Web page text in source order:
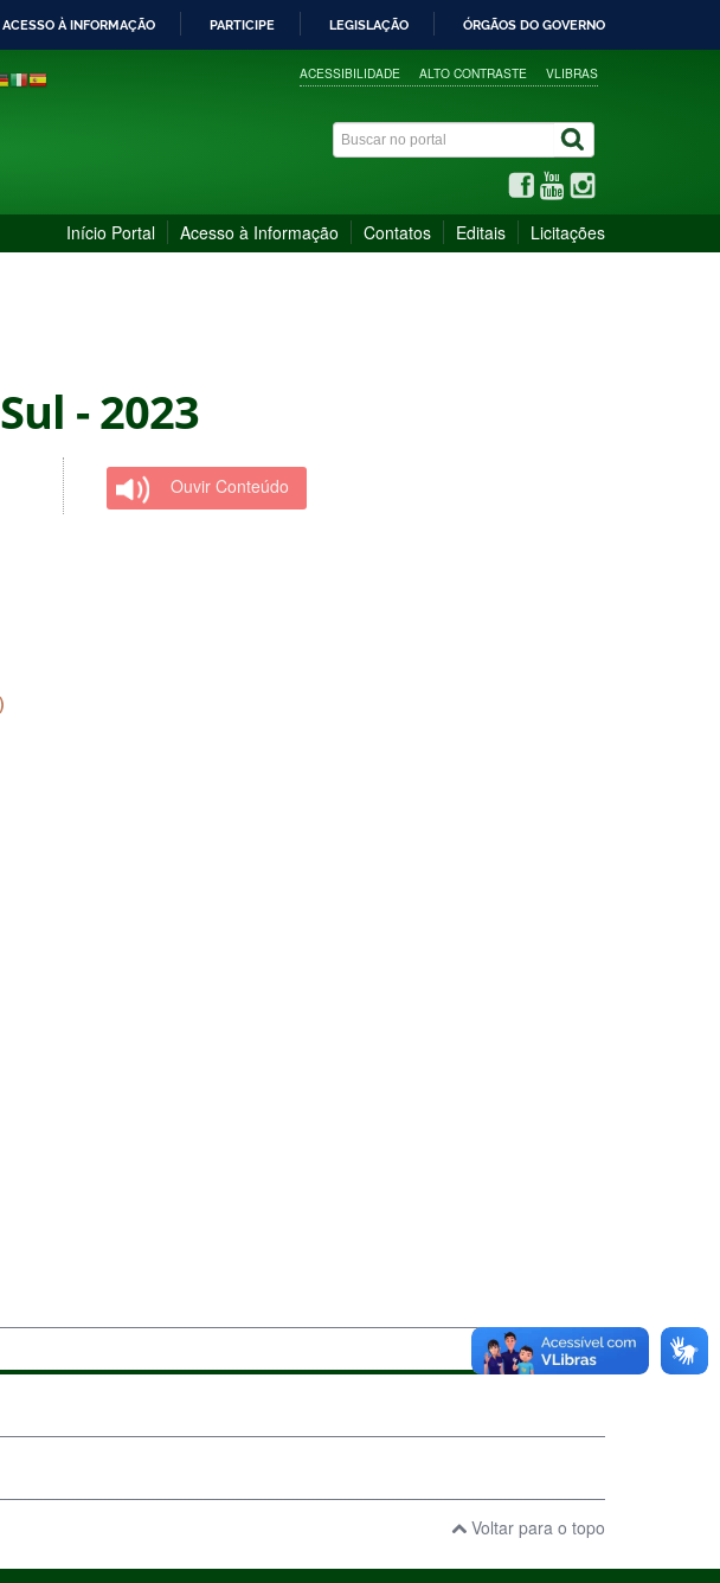
ACESSO À INFORMAÇÃO PARTICIPE LEGISLAÇÃO ÓRGÃOS DO GOVERNO
ACESSIBILIDADE ALTO CONTRASTE VLIBRAS
Início Portal Acesso à Informação Contatos Editais Licitações
- 2023
Ouvir Conteúdo
Voltar para o topo